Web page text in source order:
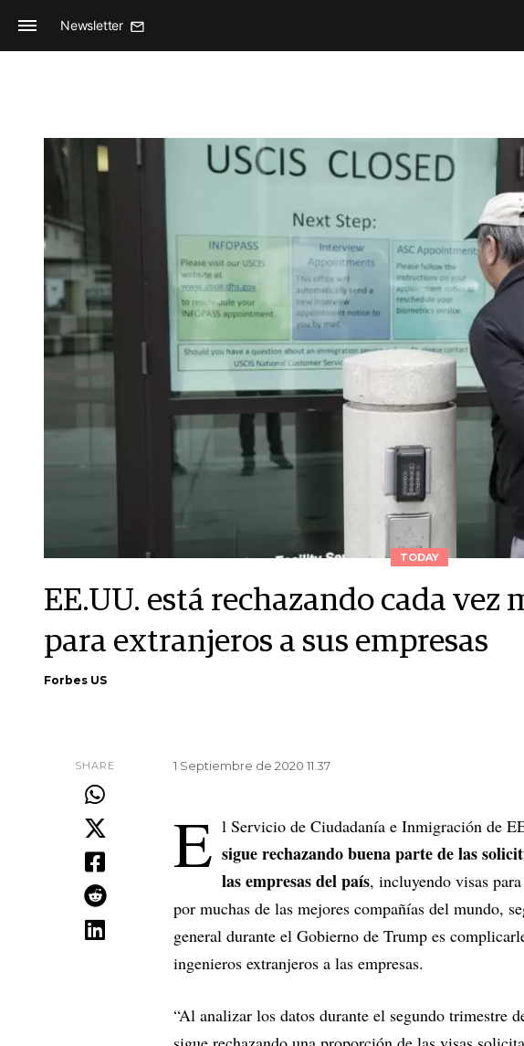
Newsletter
TODAY
EE.UU. está rechazando cada vez
para extranjeros a sus empresas
Forbes US
SHARE 1 Septiembre de 2020 11.37
E l Servicio de Ciudadanía e Inmigración de
sigue rechazando buena parte de las
las empresas del país, incluyendo visas
por muchas de las mejores compañías del mundo,
general durante el Gobierno de Trump es
ingenieros extranjeros a las empresas.
“Al analizar los datos durante el segundo trimestre